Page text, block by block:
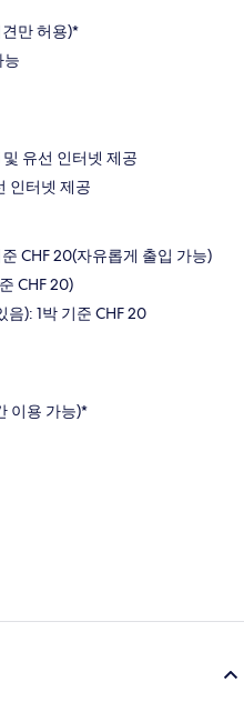
만 허용)*
능
유선 인터넷 제공
인터넷 제공
CHF 20(자유롭게 출입 가능)
CHF 20)
): 1박 기준 CHF 20
이용 가능)*